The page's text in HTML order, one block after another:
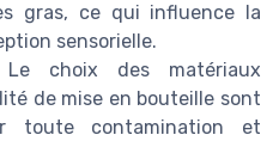
gras, ce qui influence la
sensorielle.
Le choix des matériaux
de mise en bouteille sont
toute contamination et